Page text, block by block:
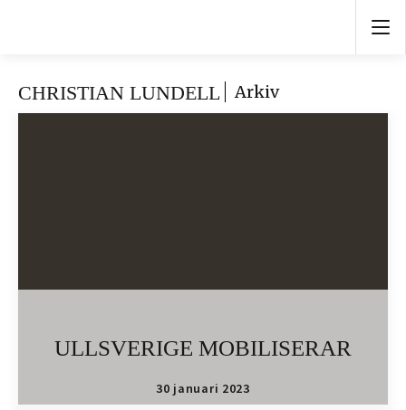
CHRISTIAN LUNDELL Arkiv
ULLSVERIGE MOBILISERAR
30 januari 2023